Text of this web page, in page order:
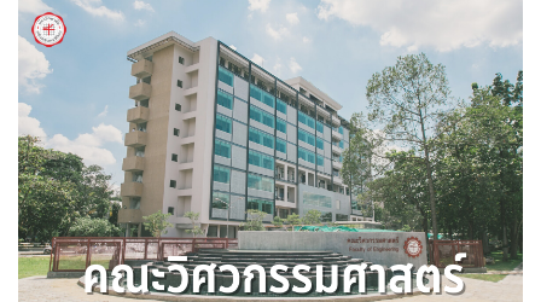
คณะศึกษาศาสตร์